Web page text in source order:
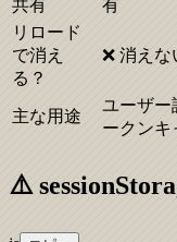
共有 有
リロード
で消え
る？
❌ 消えな
主な用途
ユーザー
ークンキ
⚠️